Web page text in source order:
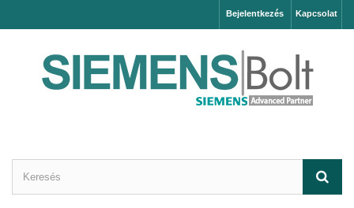
Kapcsolat
Bejelentkezés